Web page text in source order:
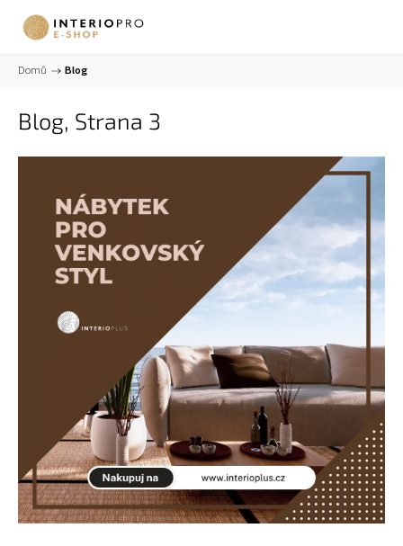
Domů / Blog
Blog, Strana 3